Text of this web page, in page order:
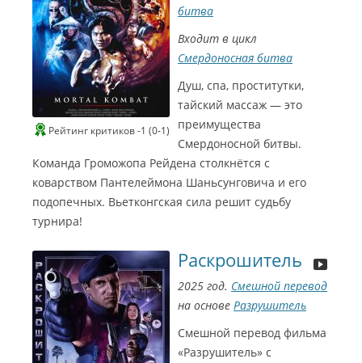
Рейтинг критиков -1 (0-1)
битва
Входит в цикл
Смердоносная битва
Душ, спа, проститутки,
тайский массаж — это
преимущества
Смердоносной битвы.
Команда Громожопа Рейдена столкнётся с
коварством Пантелеймона Шаньсунговича и его
подопечных. Вьетконгская сила решит судьбу
турнира!
Раскрошитель
2025 год. Смешной перевод
на основе Разрушитель
Смешной перевод фильма
«Разрушитель» с